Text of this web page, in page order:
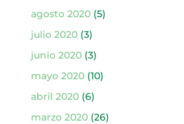
agosto 2020(5)
julio 2020(3)
junio 2020(3)
mayo 2020(10)
abril 2020(6)
marzo 2020(26)